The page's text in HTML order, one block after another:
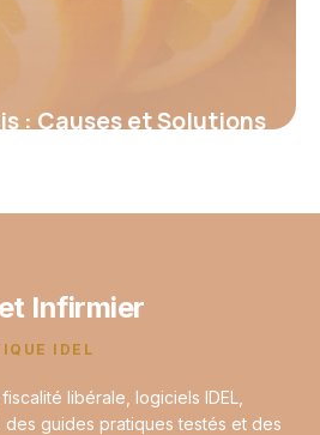
: Causes et Solutions
Infirmier
IDEL
libérale, logiciels IDEL,
des guides pratiques testés et des